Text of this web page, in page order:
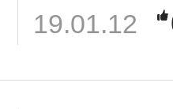
19.01.12